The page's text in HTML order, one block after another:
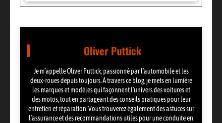
Oliver Puttick
Je m’appelle Oliver Puttick, passionné par l’automobile et les
deux-roues depuis toujours. À travers ce blog, je mets en lumière
les marques et modèles qui façonnent l’univers des voitures et
des motos, tout en partageant des conseils pratiques pour leur
entretien et réparation. Vous trouverez également des astuces sur
l’assurance et des recommandations utiles pour une conduite en